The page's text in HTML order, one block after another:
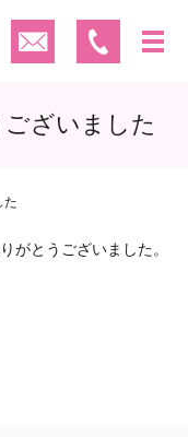
ざいました
た
がとうございました。